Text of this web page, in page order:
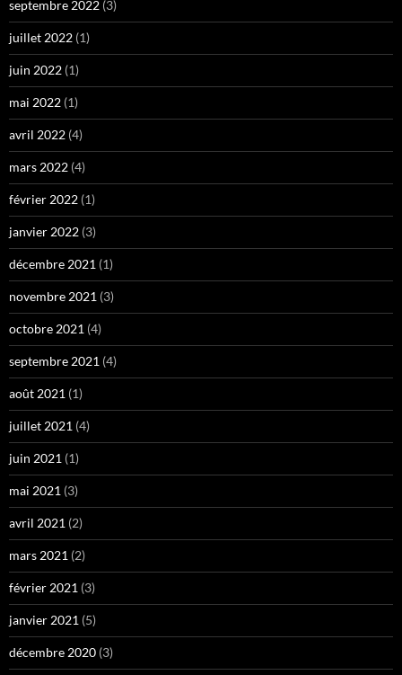
septembre 2022 (3)
juillet 2022 (1)
juin 2022 (1)
mai 2022 (1)
avril 2022 (4)
mars 2022 (4)
février 2022 (1)
janvier 2022 (3)
décembre 2021 (1)
novembre 2021 (3)
octobre 2021 (4)
septembre 2021 (4)
août 2021 (1)
juillet 2021 (4)
juin 2021 (1)
mai 2021 (3)
avril 2021 (2)
mars 2021 (2)
février 2021 (3)
janvier 2021 (5)
décembre 2020 (3)